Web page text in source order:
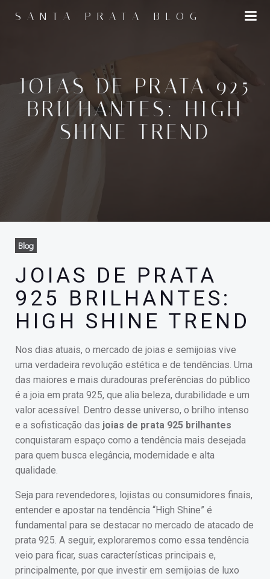
para
SANTA PRATA BLOG
JOIAS DE PRATA 925
BRILHANTES: HIGH
SHINE TREND
Blog
JOIAS DE PRATA
925 BRILHANTES:
HIGH SHINE TREND
Nos dias atuais, o mercado de joias e semijoias vive
uma verdadeira revolução estética e de tendências. Uma
das maiores e mais duradouras preferências do público
é a joia em prata 925, que alia beleza, durabilidade e um
valor acessível. Dentro desse universo, o brilho intenso
e a sofisticação das joias de prata 925 brilhantes
conquistaram espaço como a tendência mais desejada
para quem busca elegância, modernidade e alta
qualidade.
Seja para revendedores, lojistas ou consumidores finais,
entender e apostar na tendência “High Shine” é
fundamental para se destacar no mercado de atacado de
prata 925. A seguir, exploraremos como essa tendência
veio para ficar, suas características principais e,
principalmente, por que investir em semijoias de luxo